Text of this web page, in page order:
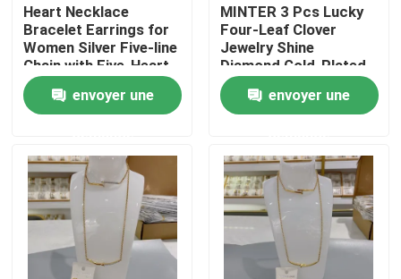
Maison
Produits
A propos de nous
Visite d'usine
Heart Necklace
Bracelet Earrings for
Women Silver Five-line
Chain with Five-Heart
Set Jewelry
envoyer une
MINTER 3 Pcs Lucky
Four-Leaf Clover
Jewelry Shine
Diamond Gold-Plated
Necklace Earrings
Braceletenvoyer une